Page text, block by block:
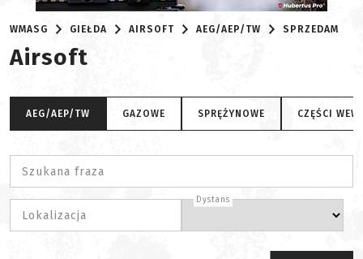
WMASG GIEŁDA AIRSOFT AEG/AEP/TW SPRZEDAM
Airsoft
AEG/AEP/TW GAZOWE SPRĘŻYNOWE CZĘŚCI
Szukana fraza
Lokalizacja
Dystans